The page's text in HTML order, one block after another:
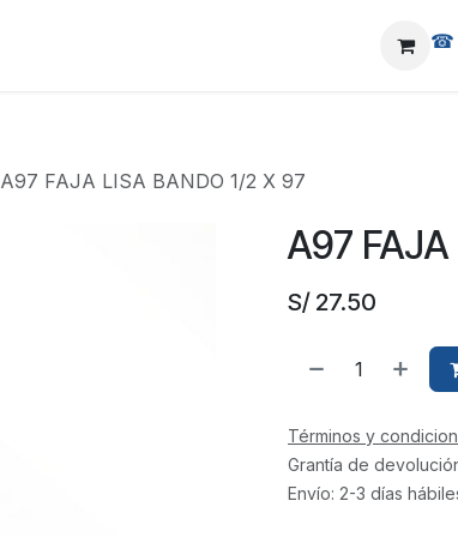
☎
A97 FAJA LISA BANDO 1/2 X 97
A97 FAJA
S/ 27.50
Términos y
Grantía de
Envío: 2-3 días